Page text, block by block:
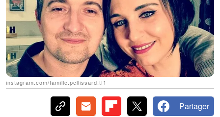
instagram.com/famille.pellissard.tf1
Partager